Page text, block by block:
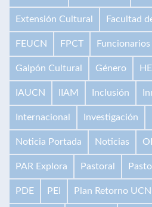
Extensión Cultural Facultad
FEUCN FPCT Funcionarios
Galpón Cultural Género
IAUCN IIAM Inclusión
Internacional Investigación
Noticia Portada Noticias
PAR Explora Pastoral
PDE PEI Plan Retorno UCN